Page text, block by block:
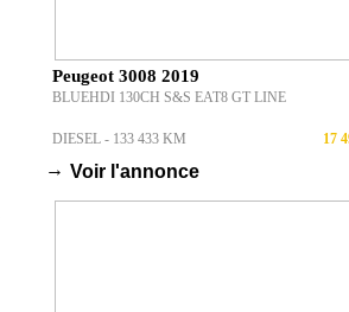
Peugeot 3008 2019
BLUEHDI 130CH S&S EAT8 GT LINE
DIESEL - 133 433 KM 17
→ Voir l'annonce